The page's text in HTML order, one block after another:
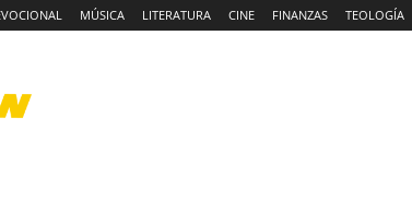
MÚSICA LITERATURA CINE FINANZAS TEOLOGÍA